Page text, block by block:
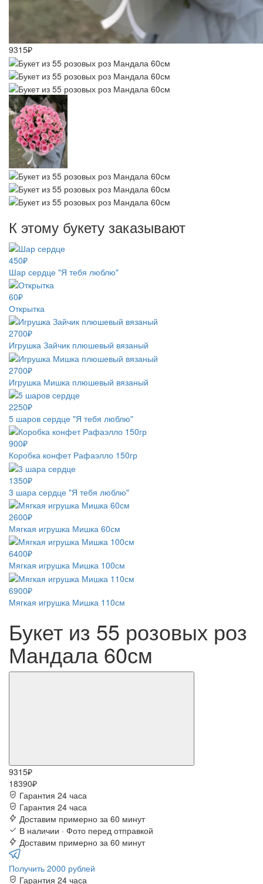
9315₽
К этому букету заказывают
450₽
Шар сердце "Я тебя люблю"
60₽
Открытка
2700₽
Игрушка Зайчик плюшевый вязаный
2700₽
Игрушка Мишка плюшевый вязаный
2250₽
5 шаров сердце "Я тебя люблю"
900₽
Коробка конфет Рафаэлло 150гр
1350₽
3 шара сердце "Я тебя люблю"
2600₽
Мягкая игрушка Мишка 60см
6400₽
Мягкая игрушка Мишка 100см
6900₽
Мягкая игрушка Мишка 110см
Букет из 55 розовых роз
Мандала 60см
9315₽
18390₽
Гарантия 24 часа
Гарантия 24 часа
Доставим примерно за 60 минут
В наличии · Фото перед отправкой
Доставим примерно за 60 минут
Получить 2000 рублей
Гарантия 24 часа